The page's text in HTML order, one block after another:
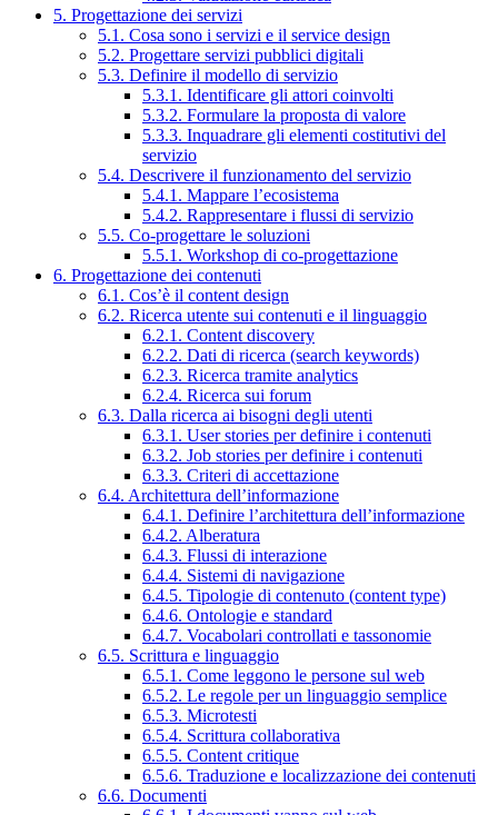
5. Progettazione dei servizi
5.1. Cosa sono i servizi e il service design
5.2. Progettare servizi pubblici digitali
5.3. Definire il modello di servizio
5.3.1. Identificare gli attori coinvolti
5.3.2. Formulare la proposta di valore
5.3.3. Inquadrare gli elementi costitutivi del
servizio
5.4. Descrivere il funzionamento del servizio
5.4.1. Mappare l’ecosistema
5.4.2. Rappresentare i flussi di servizio
5.5. Co-progettare le soluzioni
5.5.1. Workshop di co-progettazione
6. Progettazione dei contenuti
6.1. Cos’è il content design
6.2. Ricerca utente sui contenuti e il linguaggio
6.2.1. Content discovery
6.2.2. Dati di ricerca (search keywords)
6.2.3. Ricerca tramite analytics
6.2.4. Ricerca sui forum
6.3. Dalla ricerca ai bisogni degli utenti
6.3.1. User stories per definire i contenuti
6.3.2. Job stories per definire i contenuti
6.3.3. Criteri di accettazione
6.4. Architettura dell’informazione
6.4.1. Definire l’architettura dell’informazione
6.4.2. Alberatura
6.4.3. Flussi di interazione
6.4.4. Sistemi di navigazione
6.4.5. Tipologie di contenuto (content type)
6.4.6. Ontologie e standard
6.4.7. Vocabolari controllati e tassonomie
6.5. Scrittura e linguaggio
6.5.1. Come leggono le persone sul web
6.5.2. Le regole per un linguaggio semplice
6.5.3. Microtesti
6.5.4. Scrittura collaborativa
6.5.5. Content critique
6.5.6. Traduzione e localizzazione dei contenuti
6.6. Documenti